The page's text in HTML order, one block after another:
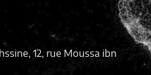
12, rue Moussa ibn